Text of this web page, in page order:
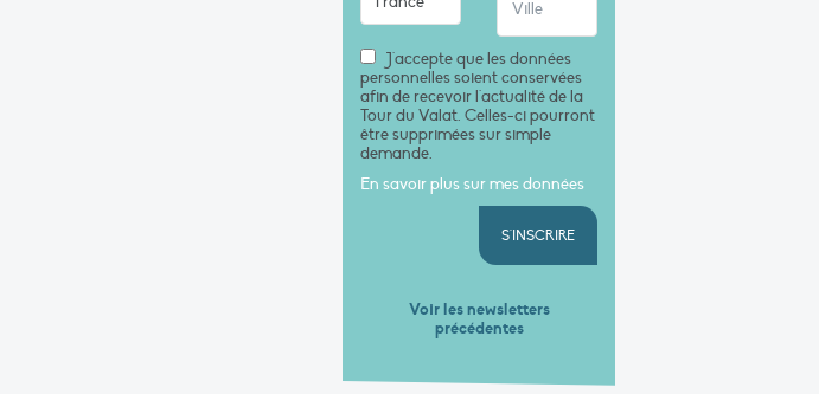
J'accepte que les données
personnelles soient conservées
afin de recevoir l'actualité de la
Tour du Valat. Celles-ci pourront
être supprimées sur simple
demande.
En savoir plus sur mes données
S'INSCRIRE
Voir les newsletters
précédentes